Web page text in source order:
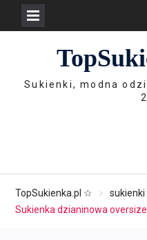
Sukienki, modna
TopSukienka.pl ☆
Sukienka dzianinowa